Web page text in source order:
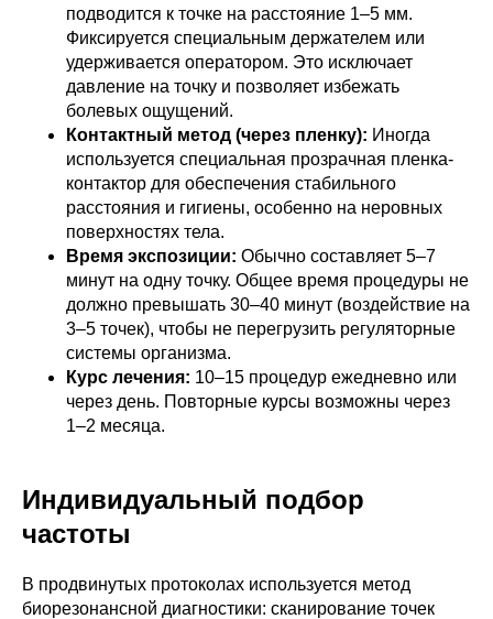
подводится к точке на расстояние 1–5 мм.
Фиксируется специальным держателем или
удерживается оператором. Это исключает
давление на точку и позволяет избежать
болевых ощущений.
Контактный метод (через пленку): Иногда
используется специальная прозрачная пленка-
контактор для обеспечения стабильного
расстояния и гигиены, особенно на неровных
поверхностях тела.
Время экспозиции: Обычно составляет 5–7
минут на одну точку. Общее время процедуры не
должно превышать 30–40 минут (воздействие на
3–5 точек), чтобы не перегрузить регуляторные
системы организма.
Курс лечения: 10–15 процедур ежедневно или
через день. Повторные курсы возможны через
1–2 месяца.
Индивидуальный подбор
частоты
В продвинутых протоколах используется метод
биорезонансной диагностики: сканирование точек